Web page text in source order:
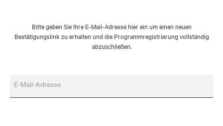
Bitte geben Sie Ihre E-Mail-Adresse hier ein um einen neuen
Bestätigungslink zu erhalten und die Programmregistrierung vollständig
abzuschließen.
E-Mail-Adresse